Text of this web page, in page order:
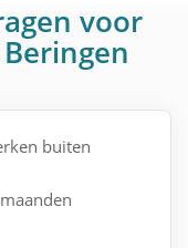
voor
buiten